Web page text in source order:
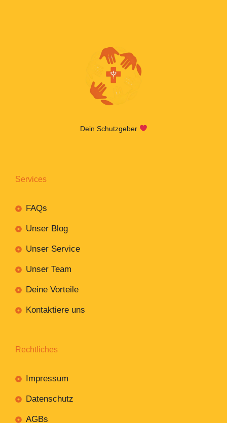
Dein Schutzgeber
Services
FAQs
Unser Blog
Unser Service
Unser Team
Deine Vorteile
Kontaktiere uns
Rechtliches
Impressum
Datenschutz
AGBs